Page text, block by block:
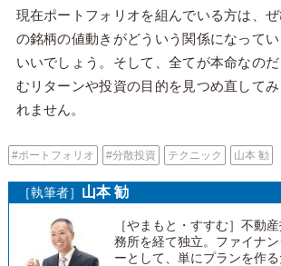
現在ポートフォリオを組んでいる方は、
の銘柄の値動きがどういう関係になって
いいでしょう。そして、全てが本命なの
むリターンや投資の目的を見つめ直して
れません。
#ポートフォリオ #分散投資 テクニック 山本 勧
［執筆者］ 山本 勧
［やまもと・すすむ］不動
務所を経て独立。ファイナ
ーとして、単にプランを作